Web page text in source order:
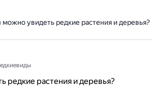
можно увидеть редкие растения и деревья?
редкие растения и деревья?